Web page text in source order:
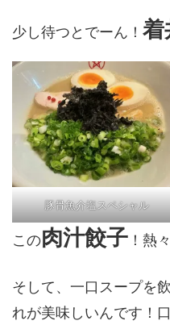
少し待つとでーん！ 着
豚骨魚介塩スペシャル
この肉汁餃子 ！熱
そして、一口スープを
れが美味しいんです！